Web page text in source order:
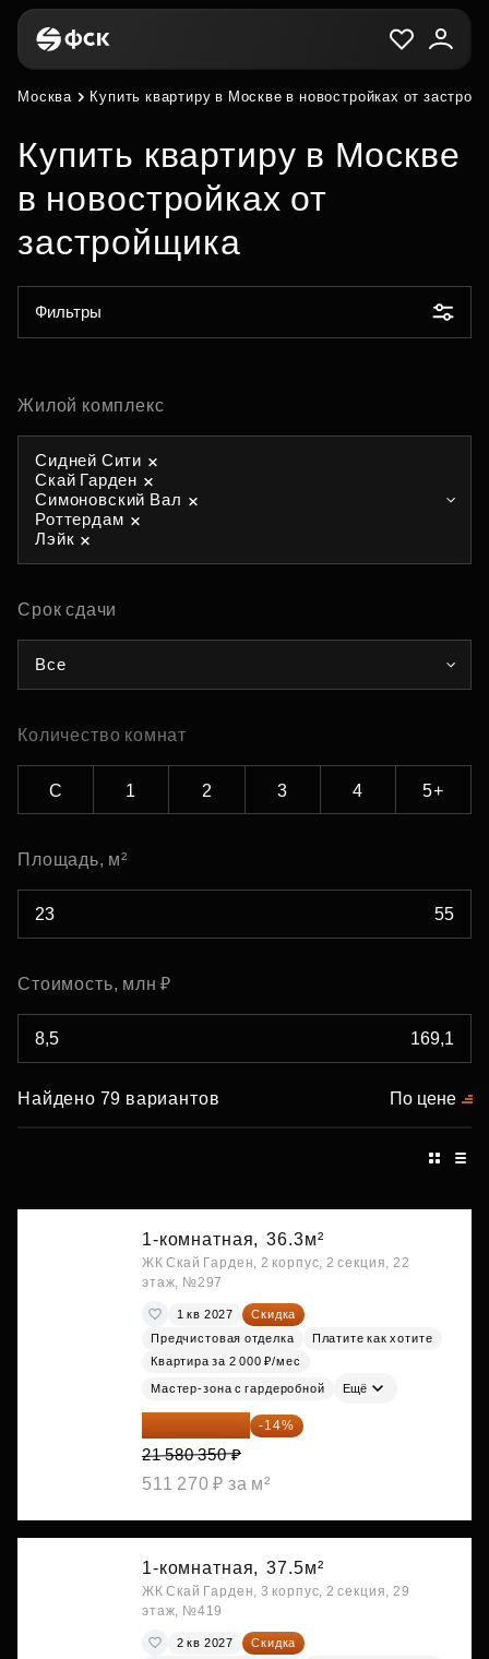
Москва Купить квартиру в Москве в новостройках от
Купить квартиру в Москве
в новостройках от
застройщика
Фильтры
Жилой комплекс
Сидней Сити
Скай Гарден
Симоновский Вал
Роттердам
Лэйк
Срок сдачи
Все
Количество комнат
С 1 2 3 4 5+
Площадь, м²
Стоимость, млн ₽
Найдено 79 вариантов По цене
1-комнатная, 36.3м²
ЖК Скай Гарден, 2 корпус, 2 секция, 22
этаж, №297
1 кв 2027
Скидка
Предчистовая отделка
Платите как хотите
Квартира за 2 000 ₽/мес
Мастер-зона с гардеробной Ещё
18 559 101 ₽ -14%
21 580 350 ₽
511 270 ₽ за м²
1-комнатная, 37.5м²
ЖК Скай Гарден, 3 корпус, 2 секция, 29
этаж, №419
2 кв 2027
Скидка